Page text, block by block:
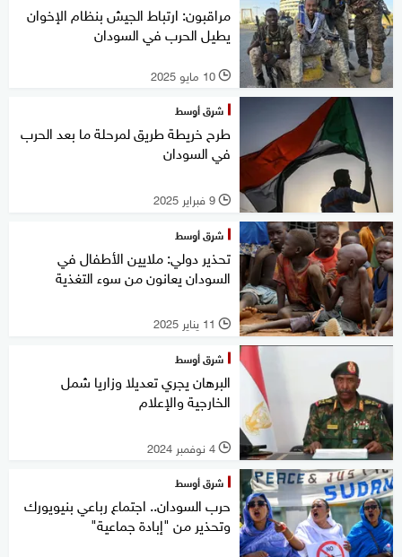
مراقبون: ارتباط الجيش بنظام الإخوان
يطيل الحرب في السودان
l 10 مايو 2025
شرق أوسط
طرح خريطة طريق لمرحلة ما بعد الحرب
في السودان
l 9 فبراير 2025
شرق أوسط
تحذير دولي: ملايين الأطفال في
السودان يعانون من سوء التغذية
l 11 يناير 2025
شرق أوسط
البرهان يجري تعديلا وزاريا شمل
الخارجية والإعلام
l 4 نوفمبر 2024
شرق أوسط
حرب السودان.. اجتماع رباعي بنيويورك
وتحذير من "إبادة جماعية"